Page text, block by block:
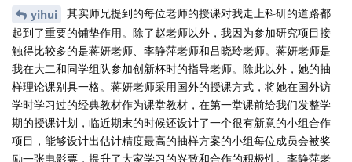
yihui
其实师兄提到的每位老师的授课对我走上科研的道路都
起到了重要的铺垫作用。除了赵老师以外，我因为参加研究项目接
触得比较多的是蒋妍老师、李静萍老师和吕晓玲老师。蒋妍老师是
我在大二和同学组队参加创新杯时的指导老师。除此以外，她的抽
样理论课别具一格。蒋妍老师采用国外的授课方式，将她在国外访
学时学习过的经典教材作为课堂教材，在第一堂课前给我们发整学
期的授课计划，临近期末的时候还设计了一个很有新意的小组合作
项目，能够设计出估计精度最高的抽样方案的小组每位成员会被奖
励一张电影票，提升了大家学习的兴致和合作的积极性。李静萍老